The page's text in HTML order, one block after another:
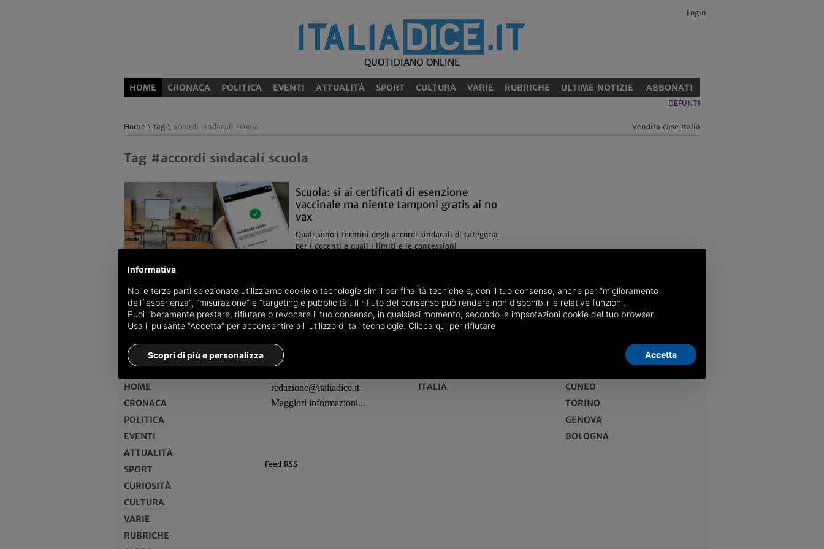
Login
QUOTIDIANO ONLINE
HOME CRONACA POLITICA EVENTI ATTUALITÀ SPORT CULTURA VARIE RUBRICHE ULTIME NOTIZIE ABBONATI
DEFUNTI
Home \ tag \ accordi sindacali scuola Vendita case Italia
Tag #accordi sindacali scuola
Scuola: si ai certificati di esenzione
vaccinale ma niente tamponi gratis ai no
vax
Quali sono i termini degli accordi sindacali di categoria
per i docenti e quali i limiti e le concessioni
MENU
HOME
CRONACA
POLITICA
EVENTI
ATTUALITÀ
SPORT
CURIOSITÀ
CULTURA
VARIE
RUBRICHE
REDAZIONE
redazione@italiadice.it
Maggiori informazioni...
ITALIA
CUNEO
TORINO
GENOVA
BOLOGNA
Feed RSS
Informativa
Noi e terze parti selezionate utilizziamo cookie o tecnologie simili per finalità tecniche e, con il tuo consenso, anche per “miglioramento
dell`esperienza”, “misurazione” e “targeting e pubblicità”. Il rifiuto del consenso può rendere non disponibili le relative funzioni.
Puoi liberamente prestare, rifiutare o revocare il tuo consenso, in qualsiasi momento, secondo le impsotazioni cookie del tuo browser.
Usa il pulsante “Accetta” per acconsentire all`utilizzo di tali tecnologie. Clicca qui per rifiutare
Scopri di più e personalizza Accetta